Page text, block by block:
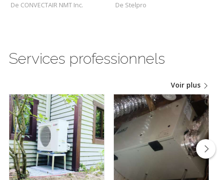
De CONVECTAIR NMT Inc. De Stelpro
Services professionnels
Voir plus